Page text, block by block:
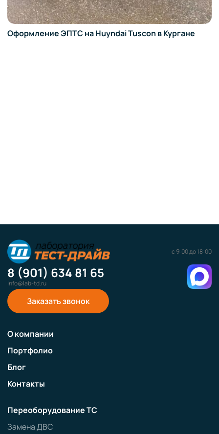
ЭПТС на Huyndai Tuscon в Кургане
с 9:00 до 18:00
8 (901) 634 81 65
info@lab-td.ru
Заказать звонок
О компании
Портфолио
Блог
Контакты
Переоборудование ТС
Замена ДВС